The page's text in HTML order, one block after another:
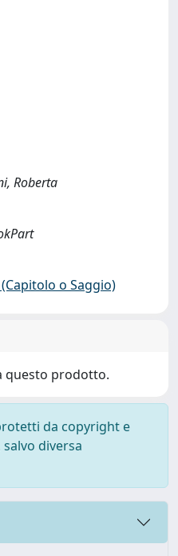
Roberta
o Saggio)
questo prodotto.
da copyright e
diversa